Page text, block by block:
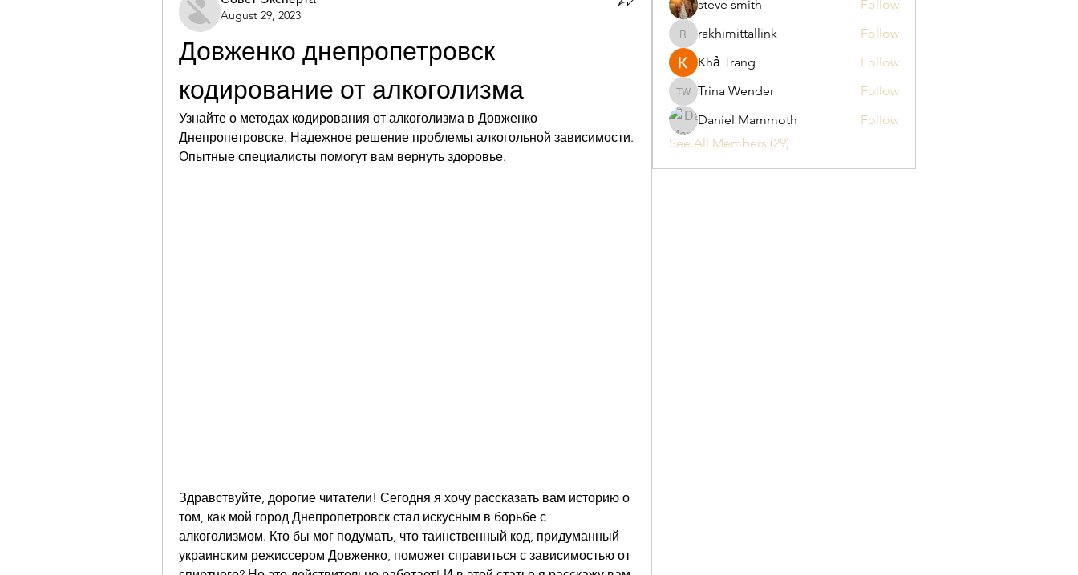
August 29, 2023
Довженко днепропетровск
кодирование от алкоголизма
Узнайте о методах кодирования от алкоголизма в Довженко
Днепропетровске. Надежное решение проблемы алкогольной зависимости.
Опытные специалисты помогут вам вернуть здоровье.
Здравствуйте, дорогие читатели! Сегодня я хочу рассказать вам историю о
том, как мой город Днепропетровск стал искусным в борьбе с
алкоголизмом. Кто бы мог подумать, что таинственный код, придуманный
украинским режиссером Довженко, поможет справиться с зависимостью от
steve smith Follow
rakhimittallink
rakhimittallink
Follow
Khả Trang
Follow
Trina Wender
Trina Wender
Follow
Daniel Mammoth
Follow
See All Members (29)